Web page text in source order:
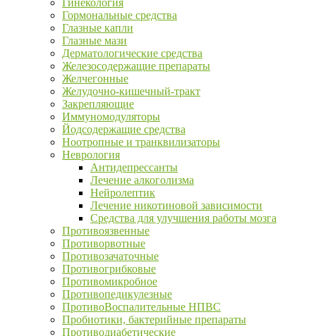
Гинекология
Гормональные средства
Глазные капли
Глазные мази
Дерматологические средства
Железосодержащие препараты
Желчегонные
Желудочно-кишечный-тракт
Закрепляющие
Иммуномодуляторы
Йодсодержащие средства
Ноотропные и транквилизаторы
Неврология
Антидепрессанты
Лечение алкоголизма
Нейролептик
Лечение никотиновой зависимости
Средства для улучшения работы мозга
Противоязвенные
Противорвотные
Противозачаточные
Противогрибковые
Противомикробное
Противопедикулезные
ПротивоВоспалительные НПВС
Пробиотики, бактерийные препараты
Противодиабетические